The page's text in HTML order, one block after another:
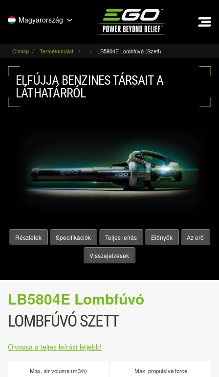
Magyarország
Címlap Termékkínálat LB5804E Lombfúvó (Szett)
ELFÚJJA BENZINES TÁRSAIT A
LÁTHATÁRRÓL
Részletek Specifikációk Teljes leírás Előnyök Az erő
Visszajelzések
LB5804E Lombfúvó
LOMBFÚVÓ SZETT
Olvassa a teljes leírást lejjebb!
Max. air volume (m3/h) Max. propulsive force